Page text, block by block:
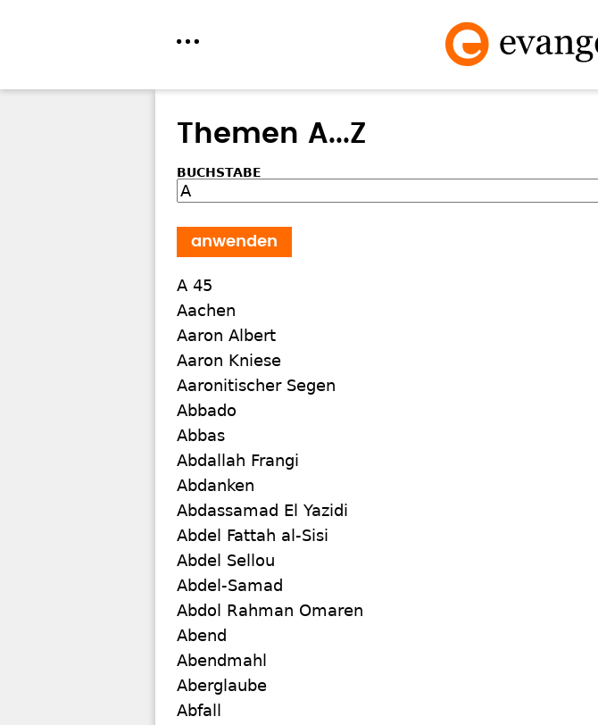
Themen A...Z
BUCHSTABE
A 45
Aachen
Aaron Albert
Aaron Kniese
Aaronitischer Segen
Abbado
Abbas
Abdallah Frangi
Abdanken
Abdassamad El Yazidi
Abdel Fattah al-Sisi
Abdel Sellou
Abdel-Samad
Abdol Rahman Omaren
Abend
Abendmahl
Aberglaube
Abfall